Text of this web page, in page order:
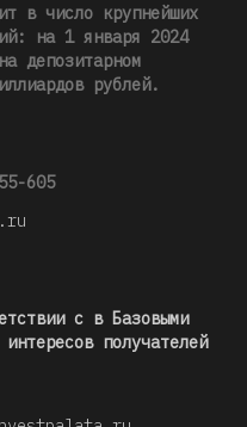
в число крупнейших
на 1 января 2024
депозитарном
рублей.
605
с в Базовыми
получателей